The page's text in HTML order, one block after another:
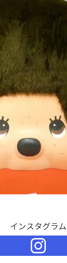
インスタグラム